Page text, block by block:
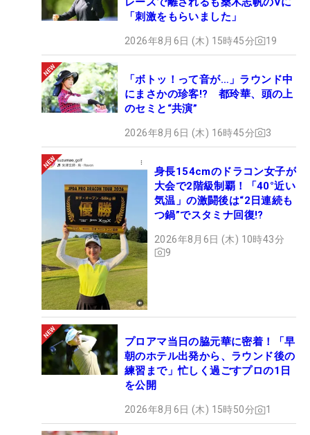
「刺激をもらいました」
2026年8月6日 (木) 15時45分 19
「ボトッ！って音が…」ラウンド中
にまさかの珍客!? 都玲華、頭の上
のセミと“共演”
2026年8月6日 (木) 16時45分 3
身長154cmのドラコン女子が
大会で2階級制覇！「40°近い
気温」の激闘後は“2日連続も
つ鍋”でスタミナ回復!?
2026年8月6日 (木) 10時43分
9
プロアマ当日の脇元華に密着！「早
朝のホテル出発から、ラウンド後の
練習まで」忙しく過ごすプロの1日
を公開
2026年8月6日 (木) 15時50分 1